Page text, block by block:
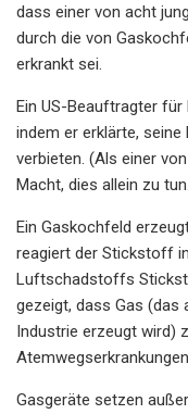
dass einer von acht
durch die von
erkrankt sei.
Ein US-Beauftragter
indem er erklärte,
verbieten. (Als einer
Macht, dies allein zu
Ein Gaskochfeld
reagiert der Stickstoff
Luftschadstoffs
gezeigt, dass Gas
Industrie erzeugt wird)
Gasgeräte setzen